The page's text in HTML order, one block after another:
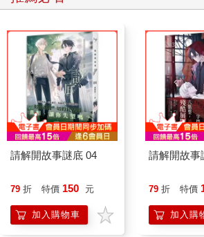
請解開故事謎底 04
79 折 特價 150 元
加入購物車
請解開故事
79 折 特價
加入購